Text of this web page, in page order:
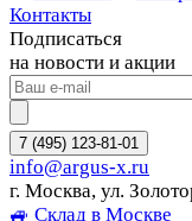
Контакты
Подписаться
на новости и акции
7 (495) 123-81-01
info@argus-x.ru
г. Москва, ул.
🚙 Склад в Москве